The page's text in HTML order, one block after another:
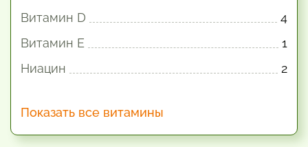
Витамин D
4
Витамин E
1
Ниацин
2
Показать все витамины